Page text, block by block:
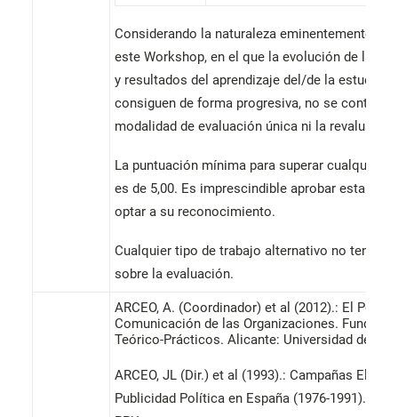
Considerando la naturaleza eminentemente
este Workshop, en el que la evolución de las
y resultados del aprendizaje del/de la
consiguen de forma progresiva, no se
modalidad de evaluación única ni la
La puntuación mínima para superar cualquier
es de 5,00. Es imprescindible aprobar esta
optar a su reconocimiento.
Cualquier tipo de trabajo alternativo no tendrá
sobre la evaluación.
ARCEO, A. (Coordinador) et al (2012).: El
Comunicación de las Organizaciones.
Teórico-Prácticos. Alicante: Universidad de
ARCEO, JL (Dir.) et al (1993).: Campañas
Publicidad Política en España (1976-1991).